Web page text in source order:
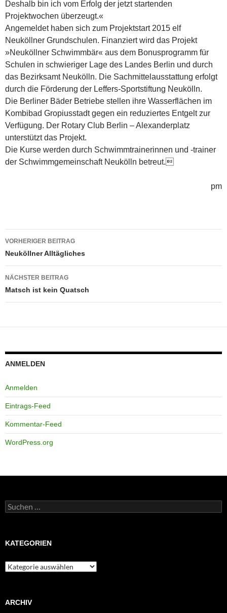
Deshalb bin ich vom Erfolg der jetzt startenden
Projektwochen überzeugt.«
Angemeldet haben sich zum Projektstart 2015 elf
Neuköllner Grundschulen. Finanziert wird das Projekt
»Neuköllner Schwimmbär« aus dem Bonusprogramm für
Schulen in schwieriger Lage des Landes Berlin und durch
das Bezirksamt Neukölln. Die Sachmittelausstattung erfolgt
durch die Förderung der Leffers-Sportstiftung Neukölln.
Die Berliner Bäder Betriebe stellen ihre Wasserflächen im
Kombibad Gropiusstadt gegen ein reduziertes Entgelt zur
Verfügung. Der Rotary Club Berlin – Alexanderplatz
unterstützt das Projekt.
Die Kurse werden durch Schwimmtrainerinnen und -trainer
der Schwimmgemeinschaft Neukölln betreut.
pm
Beitragsnavigation
VORHERIGER BEITRAG
Neuköllner Alltägliches
NÄCHSTER BEITRAG
Matsch ist kein Quatsch
ANMELDEN
Anmelden
Eintrags-Feed
Kommentar-Feed
WordPress.org
Suchen
nach:
KATEGORIEN
Kategorien
ARCHIV